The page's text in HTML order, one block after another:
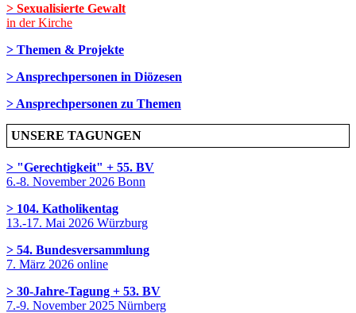
> Sexualisierte Gewalt
in der Kirche
> Themen & Projekte
> Ansprechpersonen in Diözesen
> Ansprechpersonen zu Themen
UNSERE TAGUNGEN
> "Gerechtigkeit" + 55. BV
6.-8. November 2026 Bonn
> 104. Katholikentag
13.-17. Mai 2026 Würzburg
> 54. Bundesversammlung
7. März 2026 online
> 30-Jahre-Tagung + 53. BV
7.-9. November 2025 Nürnberg